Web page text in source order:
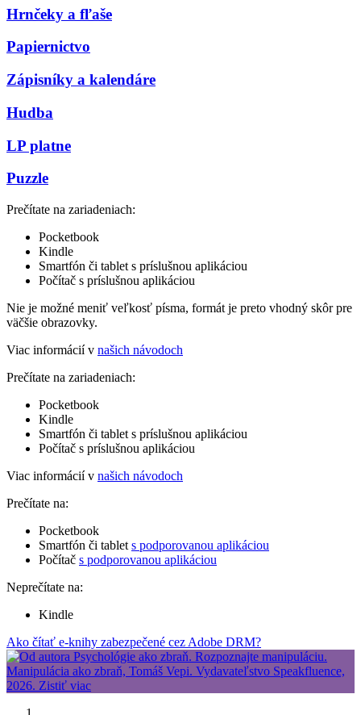
Hrnčeky a fľaše
Papiernictvo
Zápisníky a kalendáre
Hudba
LP platne
Puzzle
Prečítate na zariadeniach:
Pocketbook
Kindle
Smartfón či tablet s príslušnou aplikáciou
Počítač s príslušnou aplikáciou
Nie je možné meniť veľkosť písma, formát je preto vhodný skôr pre
väčšie obrazovky.
Viac informácií v našich návodoch
Prečítate na zariadeniach:
Pocketbook
Kindle
Smartfón či tablet s príslušnou aplikáciou
Počítač s príslušnou aplikáciou
Viac informácií v našich návodoch
Prečítate na:
Pocketbook
Smartfón či tablet s podporovanou aplikáciou
Počítač s podporovanou aplikáciou
Neprečítate na:
Kindle
Ako čítať e-knihy zabezpečené cez Adobe DRM?